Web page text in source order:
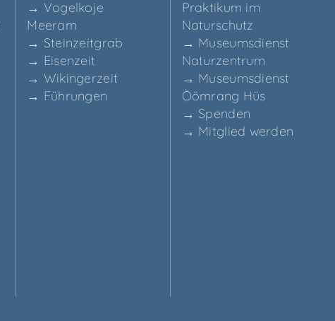
→ Vogel­ko­je
Meeram
→ Stein­zeit­grab
→ Eisen­zeit
→ Wikin­ger­zeit
→ Füh­run­gen
Prak­ti­kum im
Naturschutz
→ Muse­ums­dienst
Naturzentrum
→ Muse­ums­dienst
Ööm­rang Hüs
→ Spen­den
→ Mit­glied werden